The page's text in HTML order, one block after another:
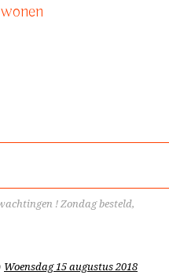
! Zondag besteld,
Woensdag 15 augustus 2018